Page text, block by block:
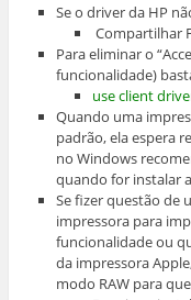
Se o driver da HP
Compartilhar
Para eliminar o
funcionalidade)
use client
Quando uma
padrão, ela espera
no Windows
quando for instalar
Se fizer questão de
impressora para
funcionalidade ou
da impressora
modo RAW para